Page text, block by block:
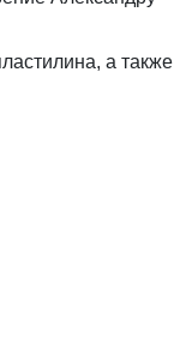
а также